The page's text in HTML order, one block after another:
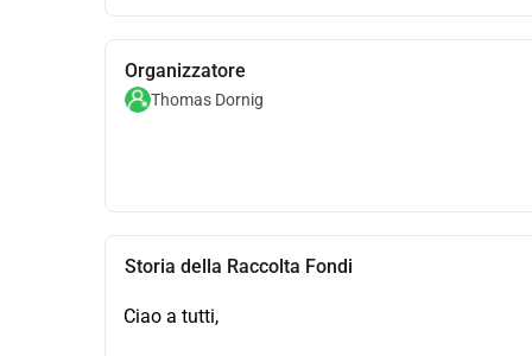
Organizzatore
Thomas Dornig
Storia della Raccolta Fondi
Ciao a tutti,